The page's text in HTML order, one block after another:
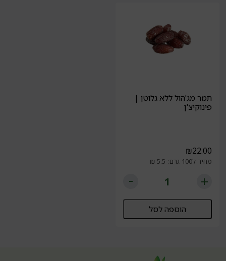
תמר מג'הול ללא גלוטן |
פינוקיצ'ן
₪22.00
מחיר ל100 גרם: 5.5 ₪
הוספה לסל